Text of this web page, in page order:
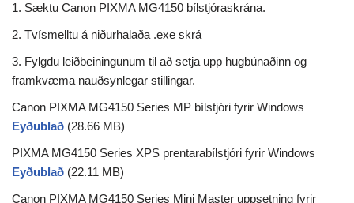
1. Sæktu Canon PIXMA MG4150 bílstjóraskrána.
2. Tvísmelltu á niðurhalaða .exe skrá
3. Fylgdu leiðbeiningunum til að setja upp hugbúnaðinn og
framkvæma nauðsynlegar stillingar.
Canon PIXMA MG4150 Series MP bílstjóri fyrir Windows
Eyðublað (28.66 MB)
PIXMA MG4150 Series XPS prentarabílstjóri fyrir Windows
Eyðublað (22.11 MB)
Canon PIXMA MG4150 Series Mini Master uppsetning fyrir